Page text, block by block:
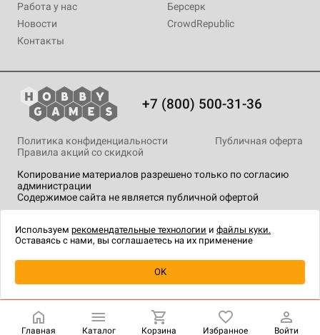
Уведомить о наличии
Работа у нас
Новости
Контакты
Берсерк
CrowdRepublic
+7 (800) 500-31-36
Копирование материалов разрешено только по согласию
администрации
Содержимое сайта не является публичной офертой
Политика конфиденциальности
Публичная оферта
Правила акций со скидкой
технологии.
Главная Каталог Корзина Избранное Войти
Используем рекомендательные технологии и файлы куки.
Оставаясь с нами, вы соглашаетесь на их применение
OK